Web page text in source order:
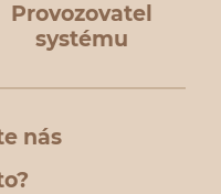
Provozovatel
systému
nás